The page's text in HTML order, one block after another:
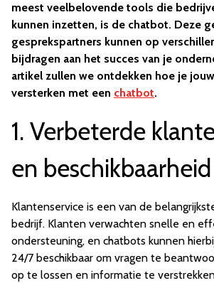
meest veelbelovende tools die
kunnen inzetten, is de chatbot. Deze
gesprekspartners kunnen op
bijdragen aan het succes van je
artikel zullen we ontdekken hoe je
versterken met een chatbot.
1. Verbeterde
en beschikbaarheid
Klantenservice is een van de
bedrijf. Klanten verwachten snelle en
ondersteuning, en chatbots kunnen
24/7 beschikbaar om vragen te
op te lossen en informatie te